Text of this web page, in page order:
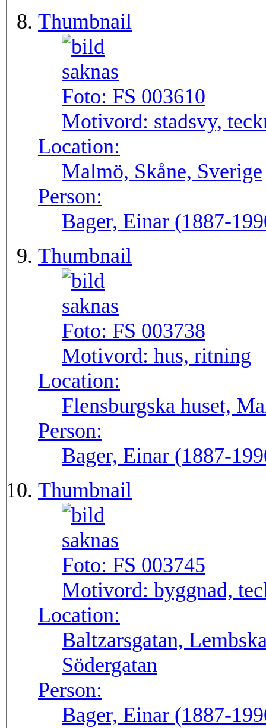
Thumbnail
Foto: FS 003610
Motivord: stadsvy,
Location:
Malmö, Skåne, Sverige
Person:
Bager, Einar (1887-
Thumbnail
Foto: FS 003738
Motivord: hus, ritning
Location:
Flensburgska huset,
Person:
Bager, Einar (1887-
Thumbnail
Foto: FS 003745
Motivord: byggnad,
Location:
Baltzarsgatan,
Södergatan
Person:
Bager, Einar (1887-